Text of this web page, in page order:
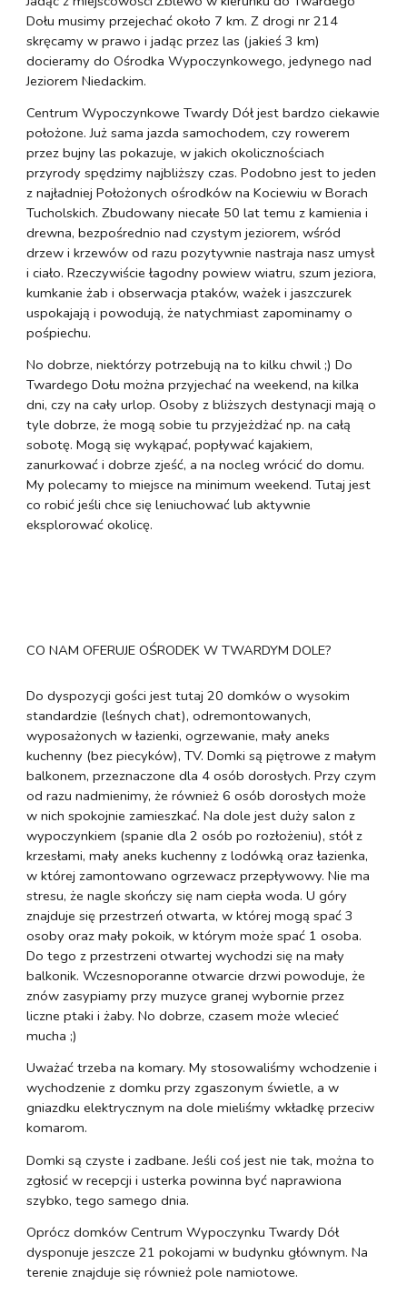
Dołu musimy przejechać około 7 km. Z drogi nr 214
skręcamy w prawo i jadąc przez las (jakieś 3 km)
docieramy do Ośrodka Wypoczynkowego, jedynego nad
Jeziorem Niedackim.
Centrum Wypoczynkowe Twardy Dół jest bardzo ciekawie
położone. Już sama jazda samochodem, czy rowerem
przez bujny las pokazuje, w jakich okolicznościach
przyrody spędzimy najbliższy czas. Podobno jest to jeden
z najładniej Położonych ośrodków na Kociewiu w Borach
Tucholskich. Zbudowany niecałe 50 lat temu z kamienia i
drewna, bezpośrednio nad czystym jeziorem, wśród
drzew i krzewów od razu pozytywnie nastraja nasz umysł
i ciało. Rzeczywiście łagodny powiew wiatru, szum jeziora,
kumkanie żab i obserwacja ptaków, ważek i jaszczurek
uspokajają i powodują, że natychmiast zapominamy o
pośpiechu.
No dobrze, niektórzy potrzebują na to kilku chwil ;) Do
Twardego Dołu można przyjechać na weekend, na kilka
dni, czy na cały urlop. Osoby z bliższych destynacji mają o
tyle dobrze, że mogą sobie tu przyjeżdżać np. na całą
sobotę. Mogą się wykąpać, popływać kajakiem,
zanurkować i dobrze zjeść, a na nocleg wrócić do domu.
My polecamy to miejsce na minimum weekend. Tutaj jest
co robić jeśli chce się leniuchować lub aktywnie
eksplorować okolicę.
CO NAM OFERUJE OŚRODEK W TWARDYM DOLE?
Do dyspozycji gości jest tutaj 20 domków o wysokim
standardzie (leśnych chat), odremontowanych,
wyposażonych w łazienki, ogrzewanie, mały aneks
kuchenny (bez piecyków), TV. Domki są piętrowe z małym
balkonem, przeznaczone dla 4 osób dorosłych. Przy czym
od razu nadmienimy, że również 6 osób dorosłych może
w nich spokojnie zamieszkać. Na dole jest duży salon z
wypoczynkiem (spanie dla 2 osób po rozłożeniu), stół z
krzesłami, mały aneks kuchenny z lodówką oraz łazienka,
w której zamontowano ogrzewacz przepływowy. Nie ma
stresu, że nagle skończy się nam ciepła woda. U góry
znajduje się przestrzeń otwarta, w której mogą spać 3
osoby oraz mały pokoik, w którym może spać 1 osoba.
Do tego z przestrzeni otwartej wychodzi się na mały
balkonik. Wczesnoporanne otwarcie drzwi powoduje, że
znów zasypiamy przy muzyce granej wybornie przez
liczne ptaki i żaby. No dobrze, czasem może wlecieć
mucha ;)
Uważać trzeba na komary. My stosowaliśmy wchodzenie i
wychodzenie z domku przy zgaszonym świetle, a w
gniazdku elektrycznym na dole mieliśmy wkładkę przeciw
komarom.
Domki są czyste i zadbane. Jeśli coś jest nie tak, można to
zgłosić w recepcji i usterka powinna być naprawiona
szybko, tego samego dnia.
Oprócz domków Centrum Wypoczynku Twardy Dół
dysponuje jeszcze 21 pokojami w budynku głównym. Na
terenie znajduje się również pole namiotowe.